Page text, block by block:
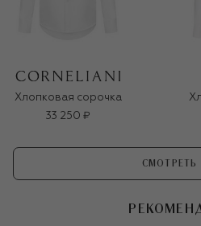
Хлопковая сорочка
33 250 ₽
СМОТРЕТЬ